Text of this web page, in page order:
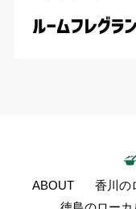
ABOUT 香川の